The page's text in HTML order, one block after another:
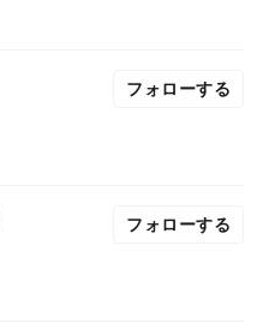
フォローする
フォローする